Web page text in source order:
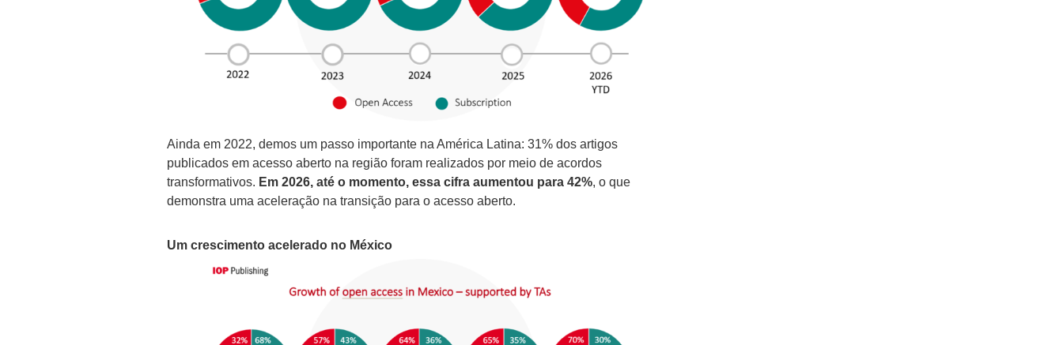
Ainda em 2022, demos um passo importante na América Latina: 31% dos artigos
publicados em acesso aberto na região foram realizados por meio de acordos
transformativos. Em 2026, até o momento, essa cifra aumentou para 42%, o que
demonstra uma aceleração na transição para o acesso aberto.
Um crescimento acelerado no México